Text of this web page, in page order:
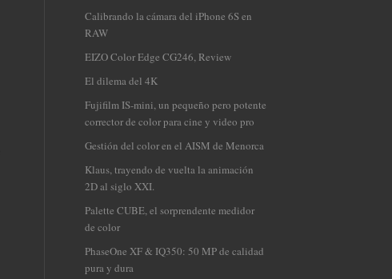
Calibrando la cámara del iPhone 6S en
RAW
EIZO Color Edge CG246, Review
El dilema del 4K
Fujifilm IS-mini, un pequeño pero potente
corrector de color para cine y video pro
Gestión del color en el AISM de Menorca
Klaus, trayendo de vuelta la animación
2D al siglo XXI.
Palette CUBE, el sorprendente medidor
de color
PhaseOne XF & IQ350: 50 MP de calidad
pura y dura